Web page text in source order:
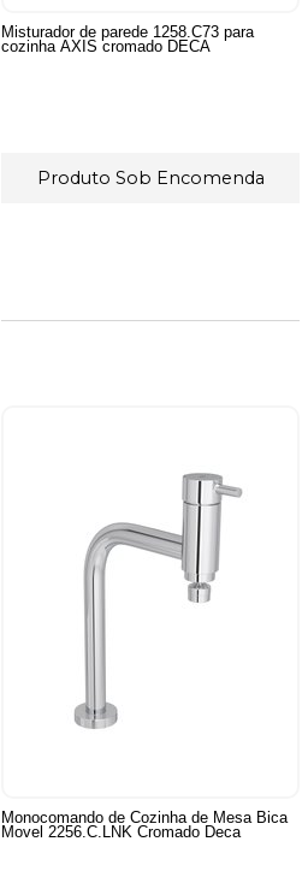
Misturador de parede 1258.C73 para
cozinha AXIS cromado DECA
Produto Sob Encomenda
Monocomando de Cozinha de Mesa Bica
Movel 2256.C.LNK Cromado Deca